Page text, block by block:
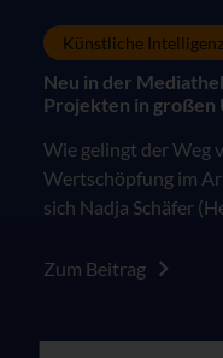
Künstliche Intelligenz
Neu in der
Projekten in großen
Wie gelingt der Weg
Wertschöpfung im
sich Nadja Schäfer
dem AppSphere
Zum Beitrag